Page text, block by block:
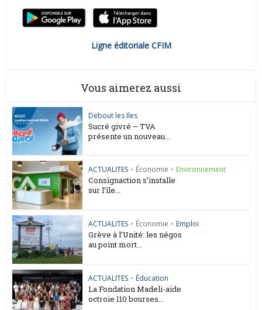
Ligne éditoriale CFIM
Vous aimerez aussi
Debout les Iles
Sucré givré – TVA
présente un nouveau...
ACTUALITES • Économie • Environnement
Consignaction s’installe
sur l’île...
ACTUALITES • Économie • Emploi
Grève à l’Unité: les négos
au point mort...
ACTUALITES • Éducation
La Fondation Madeli-aide
octroie 110 bourses...